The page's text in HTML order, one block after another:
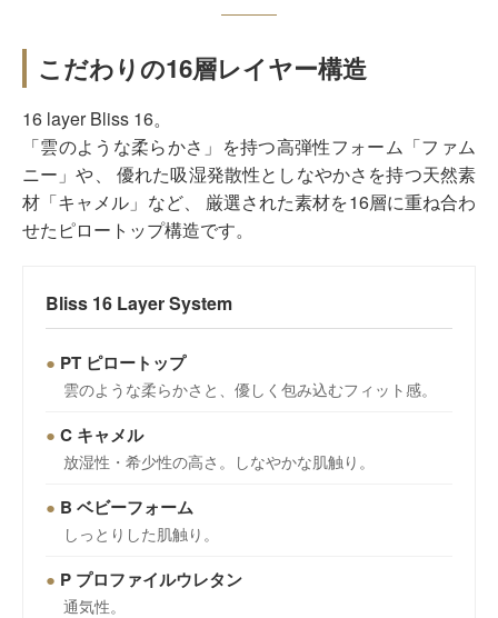
こだわりの16層レイヤー構造
16 layer Bliss 16。
「雲のような柔らかさ」を持つ高弾性フォーム「ファム
ニー」や、 優れた吸湿発散性としなやかさを持つ天然素
材「キャメル」など、 厳選された素材を16層に重ね合わ
せたピロートップ構造です。
Bliss 16 Layer System
● PT ピロートップ
雲のような柔らかさと、優しく包み込むフィット感。
● C キャメル
放湿性・希少性の高さ。しなやかな肌触り。
● B ベビーフォーム
しっとりした肌触り。
● P プロファイルウレタン
通気性。